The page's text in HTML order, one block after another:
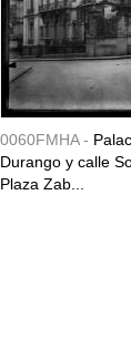
0060FMHA -
Durango y calle
Plaza Zab...